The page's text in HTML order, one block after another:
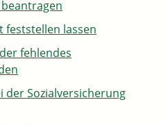
feststellen lassen
fehlendes
der Sozialversicherung